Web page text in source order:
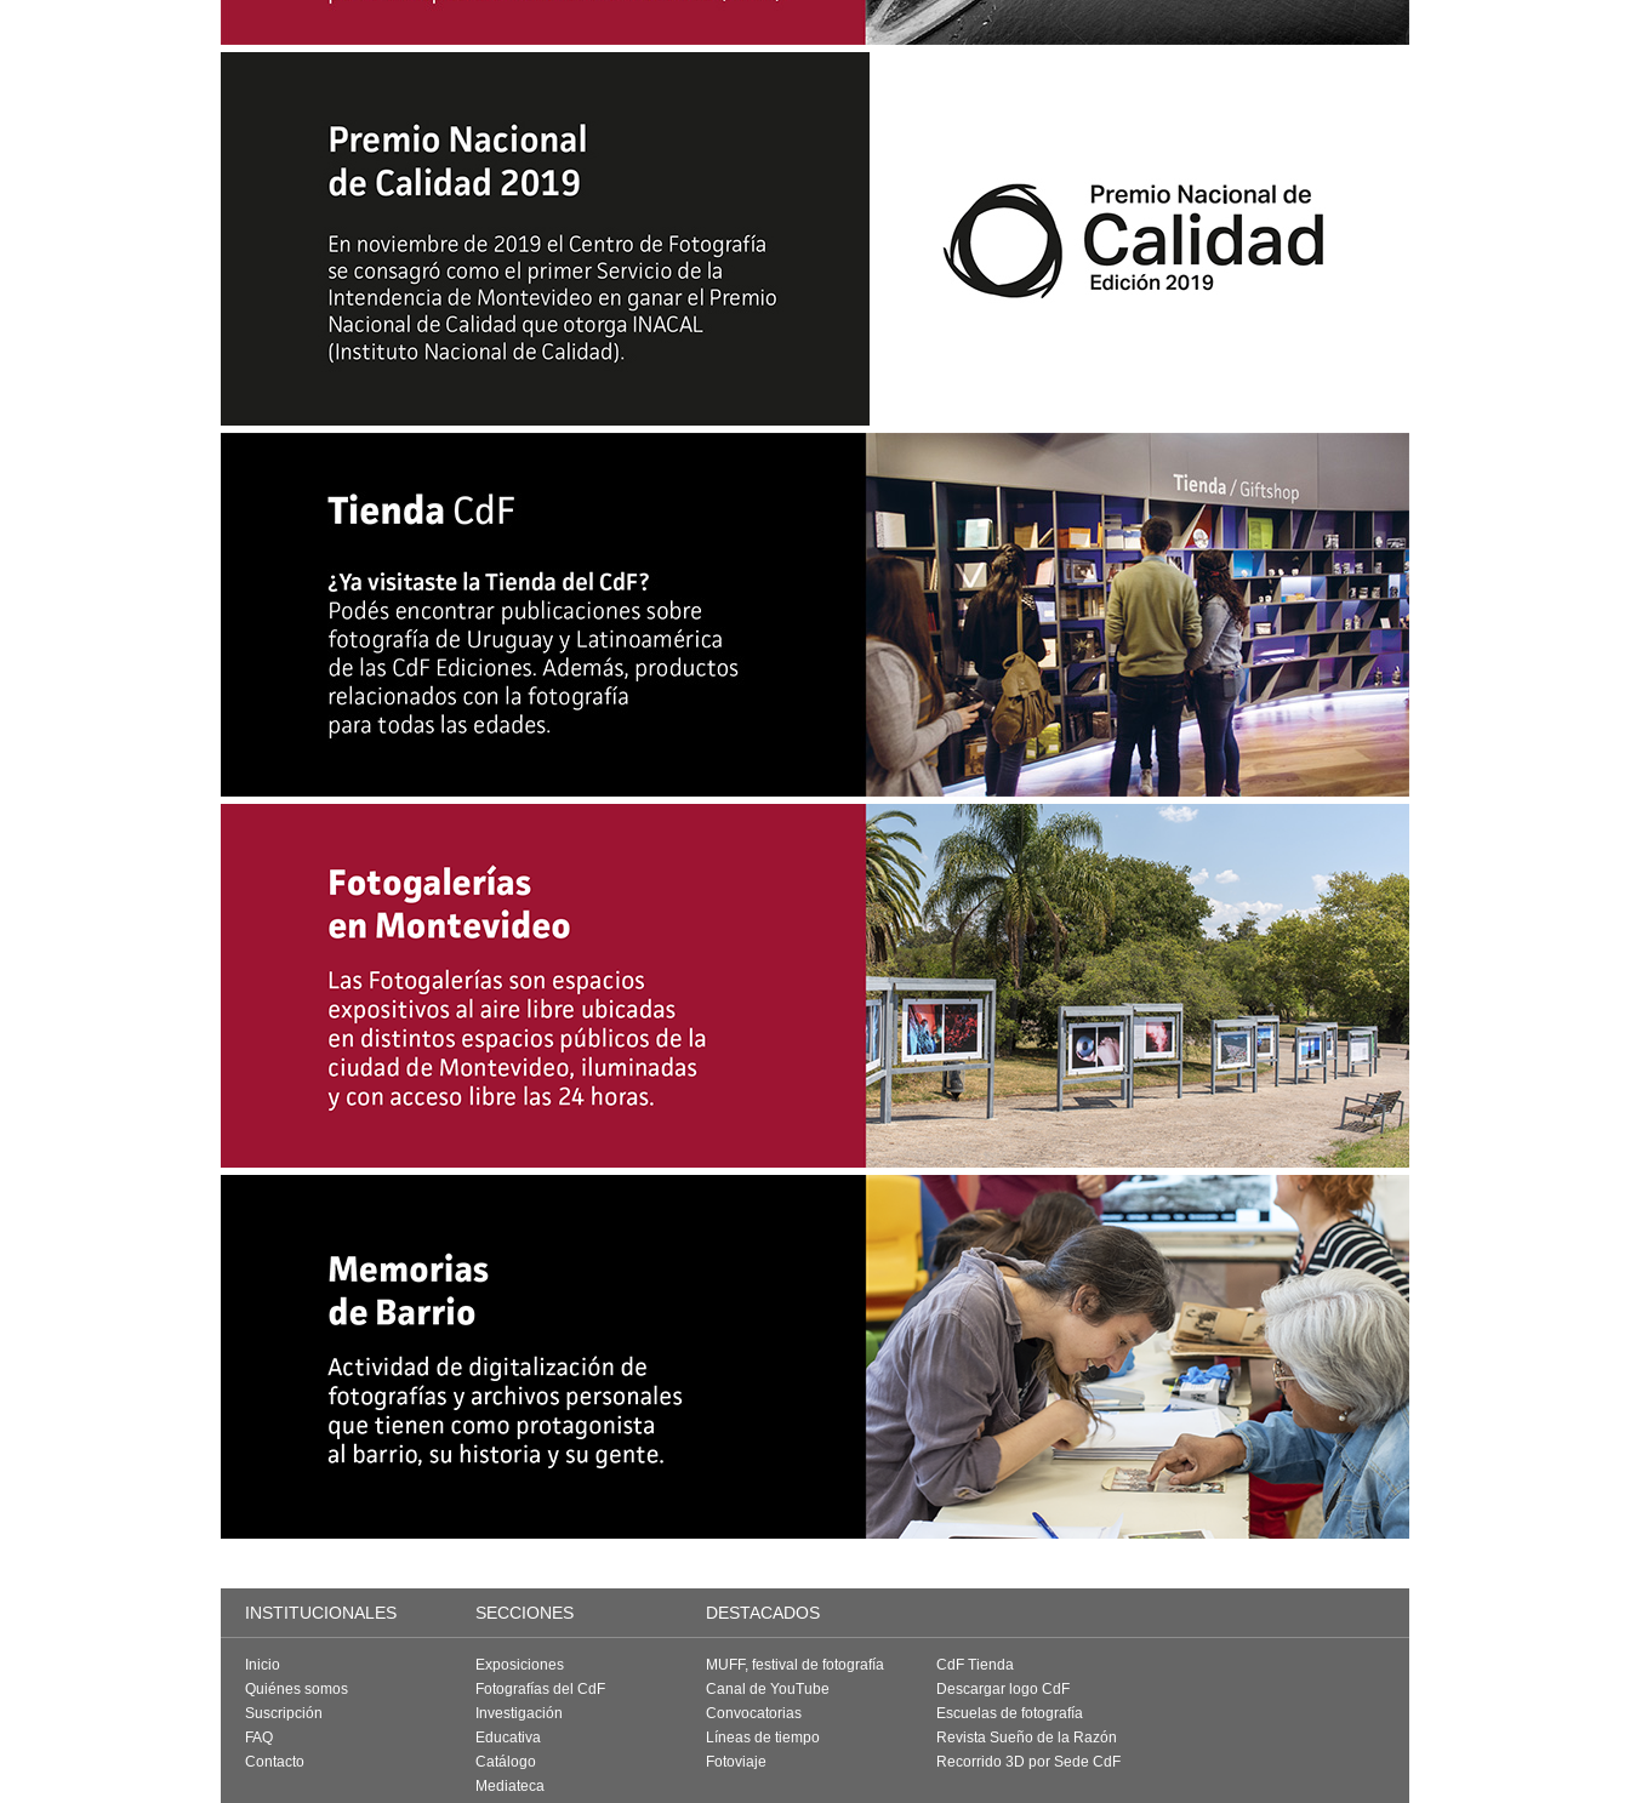
INSTITUCIONALES SECCIONES DESTACADOS
Inicio
Quiénes somos
Suscripción
FAQ
Contacto
Exposiciones
Fotografías del CdF
Investigación
Educativa
Catálogo
Mediateca
MUFF, festival de fotografía
Canal de YouTube
Convocatorias
Líneas de tiempo
Fotoviaje
CdF Tienda
Descargar logo CdF
Escuelas de fotografía
Revista Sueño de la Razón
Recorrido 3D por Sede CdF